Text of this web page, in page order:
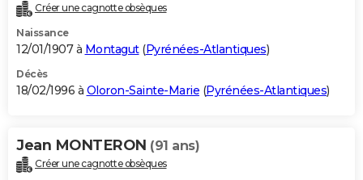
Créer une cagnotte obsèques
Naissance
12/01/1907 à Montagut(Pyrénées-Atlantiques)
Décès
18/02/1996 à Oloron-Sainte-Marie (Pyrénées-Atlantiques)
Jean MONTERON (91 ans)
Créer une cagnotte obsèques